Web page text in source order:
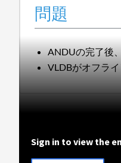
問題
ANDUの完了後
VLDBがオフラ
Sign in to view the